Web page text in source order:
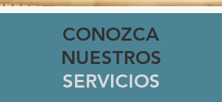
CONOZCA
NUESTROS
SERVICIOS